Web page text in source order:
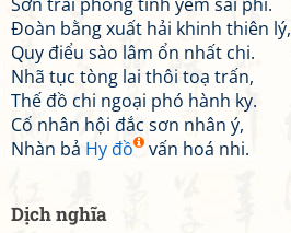
Đoàn bằng xuất hải khinh thiên lý,
Quy điểu sào lâm ổn nhất chi.
Nhã tục tòng lai thôi toạ trấn,
Thế đồ chi ngoại phó hành ky.
Cố nhân hội đắc sơn nhân ý,
Nhàn bả Hy đồ vấn hoá nhi.
Dịch nghĩa